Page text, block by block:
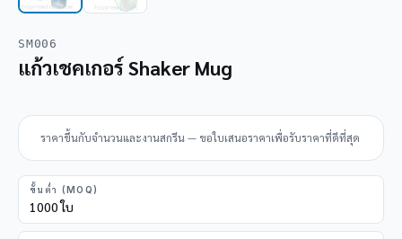
SM006
แก้วเชคเกอร์ Shaker Mug
ราคาขึ้นกับจำนวนและงานสกรีน — ขอใบเสนอราคาเพื่อรับราคาที่ดีที่สุด
ขั้นต่ำ (MOQ)
1000 ใบ